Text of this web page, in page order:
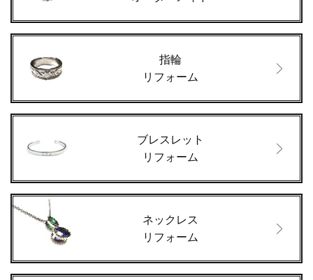
指輪
リフォーム
ブレスレット
リフォーム
ネックレス
リフォーム